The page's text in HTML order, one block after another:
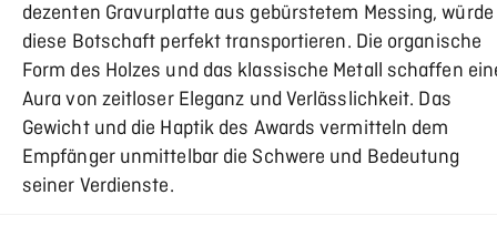
dezenten Gravurplatte aus gebürstetem Messing, würde
diese Botschaft perfekt transportieren. Die organische
Form des Holzes und das klassische Metall schaffen
Aura von zeitloser Eleganz und Verlässlichkeit. Das
Gewicht und die Haptik des Awards vermitteln dem
Empfänger unmittelbar die Schwere und Bedeutung
seiner Verdienste.